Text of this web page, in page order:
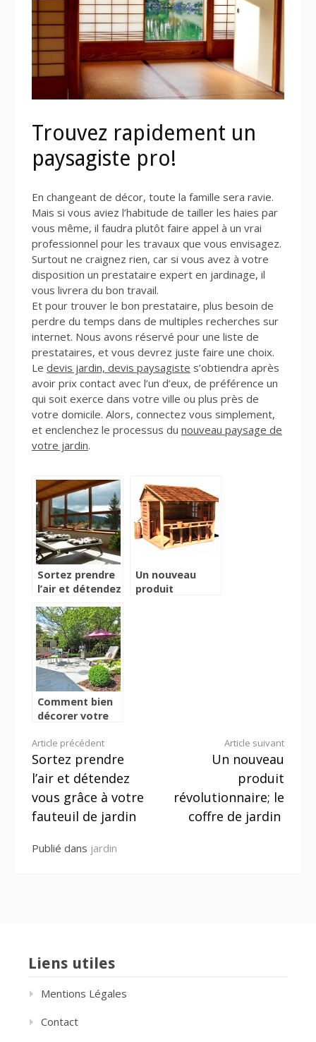
Trouvez rapidement un
paysagiste pro!
En changeant de décor, toute la famille sera ravie.
Mais si vous aviez l’habitude de tailler les haies par
vous même, il faudra plutôt faire appel à un vrai
professionnel pour les travaux que vous envisagez.
Surtout ne craignez rien, car si vous avez à votre
disposition un prestataire expert en jardinage, il
vous livrera du bon travail.
Et pour trouver le bon prestataire, plus besoin de
perdre du temps dans de multiples recherches sur
internet. Nous avons réservé pour une liste de
prestataires, et vous devrez juste faire une choix.
Le devis jardin, devis paysagiste s’obtiendra après
avoir prix contact avec l’un d’eux, de préférence un
qui soit exerce dans votre ville ou plus près de
votre domicile. Alors, connectez vous simplement,
et enclenchez le processus du nouveau paysage de
votre jardin.
Sortez prendre
l’air et détendez
votre fauteuil
de jardin
Un nouveau
produit
Comment bien
décorer votre
Lire
la
suite
Article précédent
Sortez prendre
l’air et détendez
vous grâce à votre
fauteuil de jardin
Article suivant
Un nouveau
produit
révolutionnaire; le
coffre de jardin
Publié dans jardin
Liens utiles
Mentions Légales
Contact